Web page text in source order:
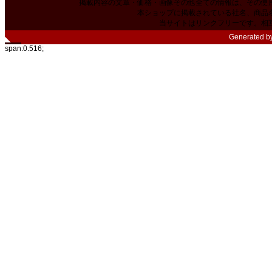
掲載内容の文章・価格・画像その他全ての情報は、その
本ショップに掲載されている社名、商
当サイトはリンクフリーです。相
Generated
span:0.516;